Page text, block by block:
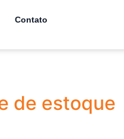
Contato
de estoque